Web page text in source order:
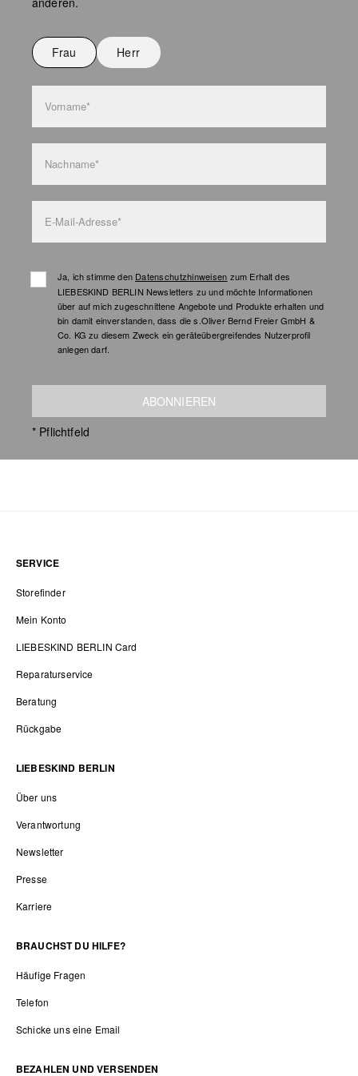
Nicht bügeln
Nicht waschen
Frau Herr
Vorname*
Nachname*
E-Mail-Adresse*
Ja, ich stimme den Datenschutzhinweisen zum Erhalt des
LIEBESKIND BERLIN Newsletters zu und möchte Informationen
über auf mich zugeschnittene Angebote und Produkte erhalten und
bin damit einverstanden, dass die s.Oliver Bernd Freier GmbH &
Co. KG zu diesem Zweck ein geräteübergreifendes Nutzerprofil
anlegen darf.
ABONNIEREN
* Pflichtfeld
SERVICE
Storefinder
Mein Konto
LIEBESKIND BERLIN Card
Reparaturservice
Beratung
Rückgabe
LIEBESKIND BERLIN
Über uns
Verantwortung
Newsletter
Presse
Karriere
BRAUCHST DU HILFE?
Häufige Fragen
Telefon
Schicke uns eine Email
BEZAHLEN UND VERSENDEN